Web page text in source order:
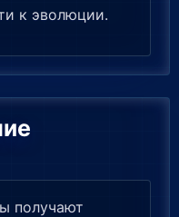
к эволюции.
получают